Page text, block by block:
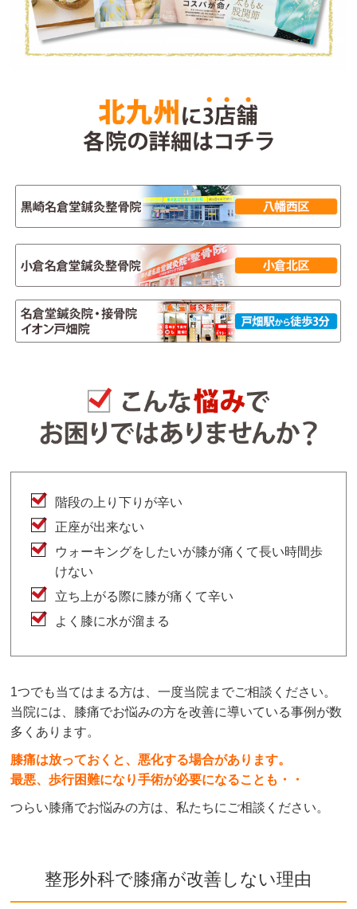
階段の上り下りが辛い
正座が出来ない
ウォーキングをしたいが膝が痛くて長い時間歩
けない
立ち上がる際に膝が痛くて辛い
よく膝に水が溜まる
1つでも当てはまる方は、一度当院までご相談ください。
当院には、膝痛でお悩みの方を改善に導いている事例が数
多くあります。
膝痛は放っておくと、悪化する場合があります。
最悪、歩行困難になり手術が必要になることも・・
つらい膝痛でお悩みの方は、私たちにご相談ください。
整形外科で膝痛が改善しない理由